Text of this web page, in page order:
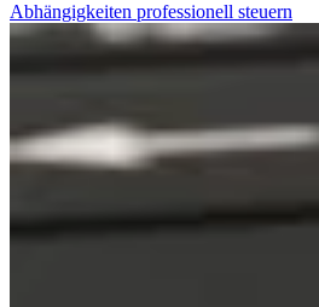
Abhängigkeiten professionell steuern